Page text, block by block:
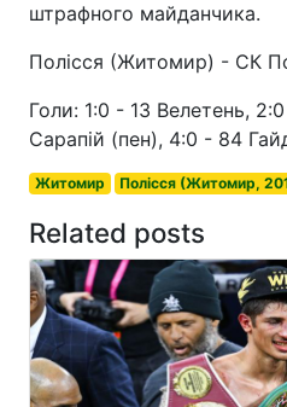
штрафного майданчика.
Полісся (Житомир) - СК
Голи: 1:0 - 13 Велетень,
Сарапій (пен), 4:0 - 84
Житомир Полісся (Житомир,
Related posts